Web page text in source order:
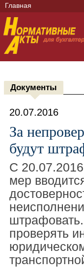
Главная
Документы
20.07.2016
За
будут
С
мер
проверять